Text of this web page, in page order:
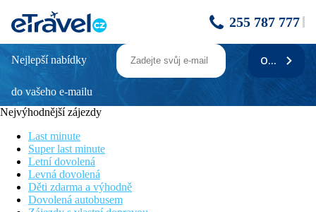
255 787 777
Sands Suites Resort & Spa
Široká nabídka sportovních a volnočasových aktivit
Klidný butikový hotel
Nabízí nádherný výhled na tyrkysovou lagunu zálivu Tamarin a
majestátní horu Le Morne
Poloha
Tento butikový hotel s certifikací Green Globe se nachází v
oblasti Flic en Flac na západním pobřeží Mauricia.
Nejlepší nabídky
do vašeho e-mailu
ODEBÍRAT
Nejvýhodnější zájezdy
Last minute
Super last minute
Letní dovolená
Levná dovolená
Děti zdarma a výhodně
Dovolená autobusem